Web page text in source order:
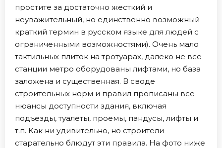
простите за достаточно жесткий и
неуважительный, но единственно возможный
краткий термин в русском языке для людей с
ограниченными возможностями). Очень мало
тактильных плиток на тротуарах, далеко не все
станции метро оборудованы лифтами, но база
заложена и существенная. В своде
строительных норм и правил прописаны все
нюансы доступности здания, включая
подъезды, туалеты, проемы, пандусы, лифты и
т.п. Как ни удивительно, но строители
старательно блюдут эти правила. На фото ниже